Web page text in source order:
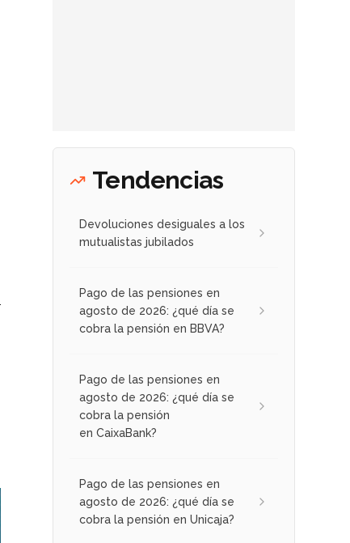
Tendencias
Devoluciones desiguales a los
mutualistas jubilados
Pago de las pensiones en
agosto de 2026: ¿qué día se
cobra la pensión en BBVA?
Pago de las pensiones en
agosto de 2026: ¿qué día se
cobra la pensión
en CaixaBank?
Pago de las pensiones en
agosto de 2026: ¿qué día se
cobra la pensión en Unicaja?